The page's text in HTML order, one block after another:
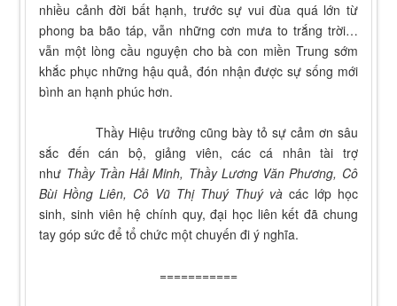
nhiều cảnh đời bất hạnh, trước sự vui đùa quá lớn từ
phong ba bão táp, vẫn những cơn mưa to trắng trời…
vẫn một lòng cầu nguyện cho bà con miền Trung sớm
khắc phục những hậu quả, đón nhận được sự sống mới
bình an hạnh phúc hơn.
Thầy Hiệu trưởng cũng bày tỏ sự cảm ơn sâu
sắc đến cán bộ, giảng viên, các cá nhân tài trợ
như Thầy Trần Hải Minh, Thầy Lương Văn Phương, Cô
Bùi Hồng Liên, Cô Vũ Thị Thuý Thuý và các lớp học
sinh, sinh viên hệ chính quy, đại học liên kết đã chung
tay góp sức để tổ chức một chuyến đi ý nghĩa.
===========